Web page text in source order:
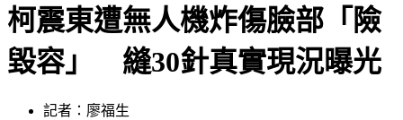
柯震東遭無人機炸傷臉部「險
毀容」 縫30針真實現況曝光
記者：廖福生